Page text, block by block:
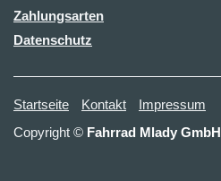
Zahlungsarten
Datenschutz
Startseite Kontakt
Impressum
Copyright © Fahrrad Mlady GmbH